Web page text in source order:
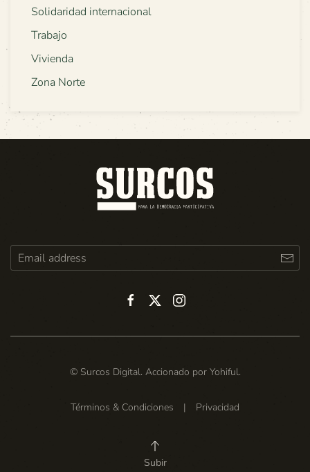
Solidaridad internacional
Trabajo
Vivienda
Zona Norte
© Surcos Digital. Accionado por Yohiful.
Términos & Condiciones | Privacidad
Subir